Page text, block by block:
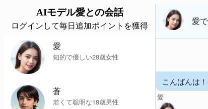
AIモデル愛との会話
ログインして毎日追加ポイントを獲得
愛
知的で優しい28歳女性
蒼
若くて聡明な18歳男性
愛
こんばんは
愛